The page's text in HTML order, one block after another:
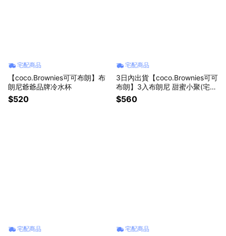
宅配商品
【coco.Brownies可可布朗】布
朗尼爺爺品牌冷水杯
$520
宅配商品
3日內出貨【coco.Brownies可可
布朗】3入布朗尼 甜蜜小聚(宅
配)
$560
宅配商品 宅配商品